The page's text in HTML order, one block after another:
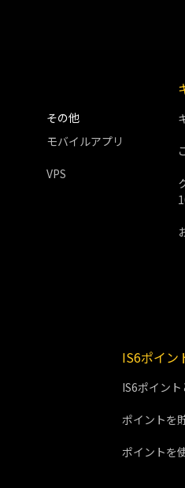
その他
モバイルアプリ
VPS
IS6ポイン
IS6ポイント
ポイントを
ポイントを